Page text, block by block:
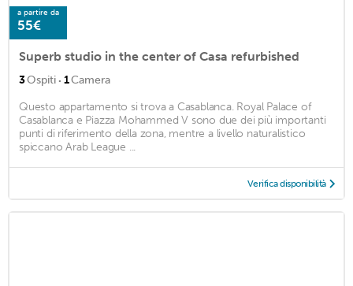
a partire da
55€
Superb studio in the center of Casa refurbished
3Ospiti · 1Camera
Questo appartamento si trova a Casablanca. Royal Palace of
Casablanca e Piazza Mohammed V sono due dei più importanti
punti di riferimento della zona, mentre a livello naturalistico
spiccano Arab League ...
Verifica disponibilità